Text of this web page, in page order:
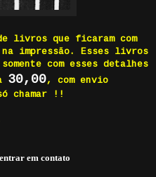
de livros que ficaram com
na impressão. Esses livros
com esses detalhes
30,00, com envio
chamar !!
em contato